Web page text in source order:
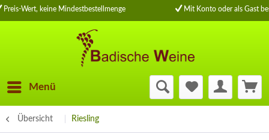
Preis-Wert, keine Mindestbestellmenge Mit Konto oder als Gast
Menü
Übersicht Riesling